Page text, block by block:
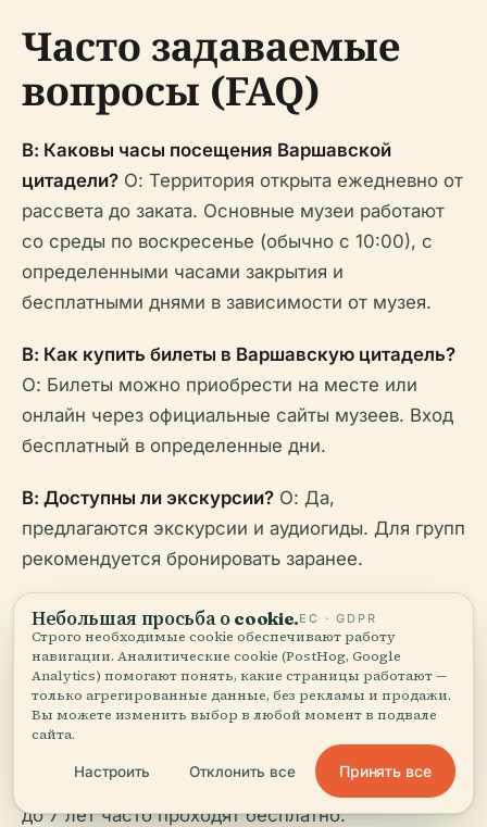
Часто задаваемые
вопросы (FAQ)
В: Каковы часы посещения Варшавской
цитадели? О: Территория открыта ежедневно от
рассвета до заката. Основные музеи работают
со среды по воскресенье (обычно с 10:00), с
определенными часами закрытия и
бесплатными днями в зависимости от музея.
В: Как купить билеты в Варшавскую цитадель?
О: Билеты можно приобрести на месте или
онлайн через официальные сайты музеев. Вход
бесплатный в определенные дни.
В: Доступны ли экскурсии? О: Да,
предлагаются экскурсии и аудиогиды. Для групп
рекомендуется бронировать заранее.
В: Доступна ли Цитадель для людей с
ограниченными возможностями?О: Да,
большинство основных зон доступны, с
пандусами, лифтами и доступными туалетами.
В: Есть ли скидки для семей или групп?
О: Да,
доступны семейные и групповые билеты, и дети
до 7 лет часто проходят бесплатно.
Небольшая просьба о cookie.ЕС · GDPR
Строго необходимые cookie обеспечивают работу
навигации. Аналитические cookie (PostHog, Google
Analytics) помогают понять, какие страницы работают —
только агрегированные данные, без рекламы и продажи.
Вы можете изменить выбор в любой момент в подвале
сайта.
Настроить Отклонить все Принять все